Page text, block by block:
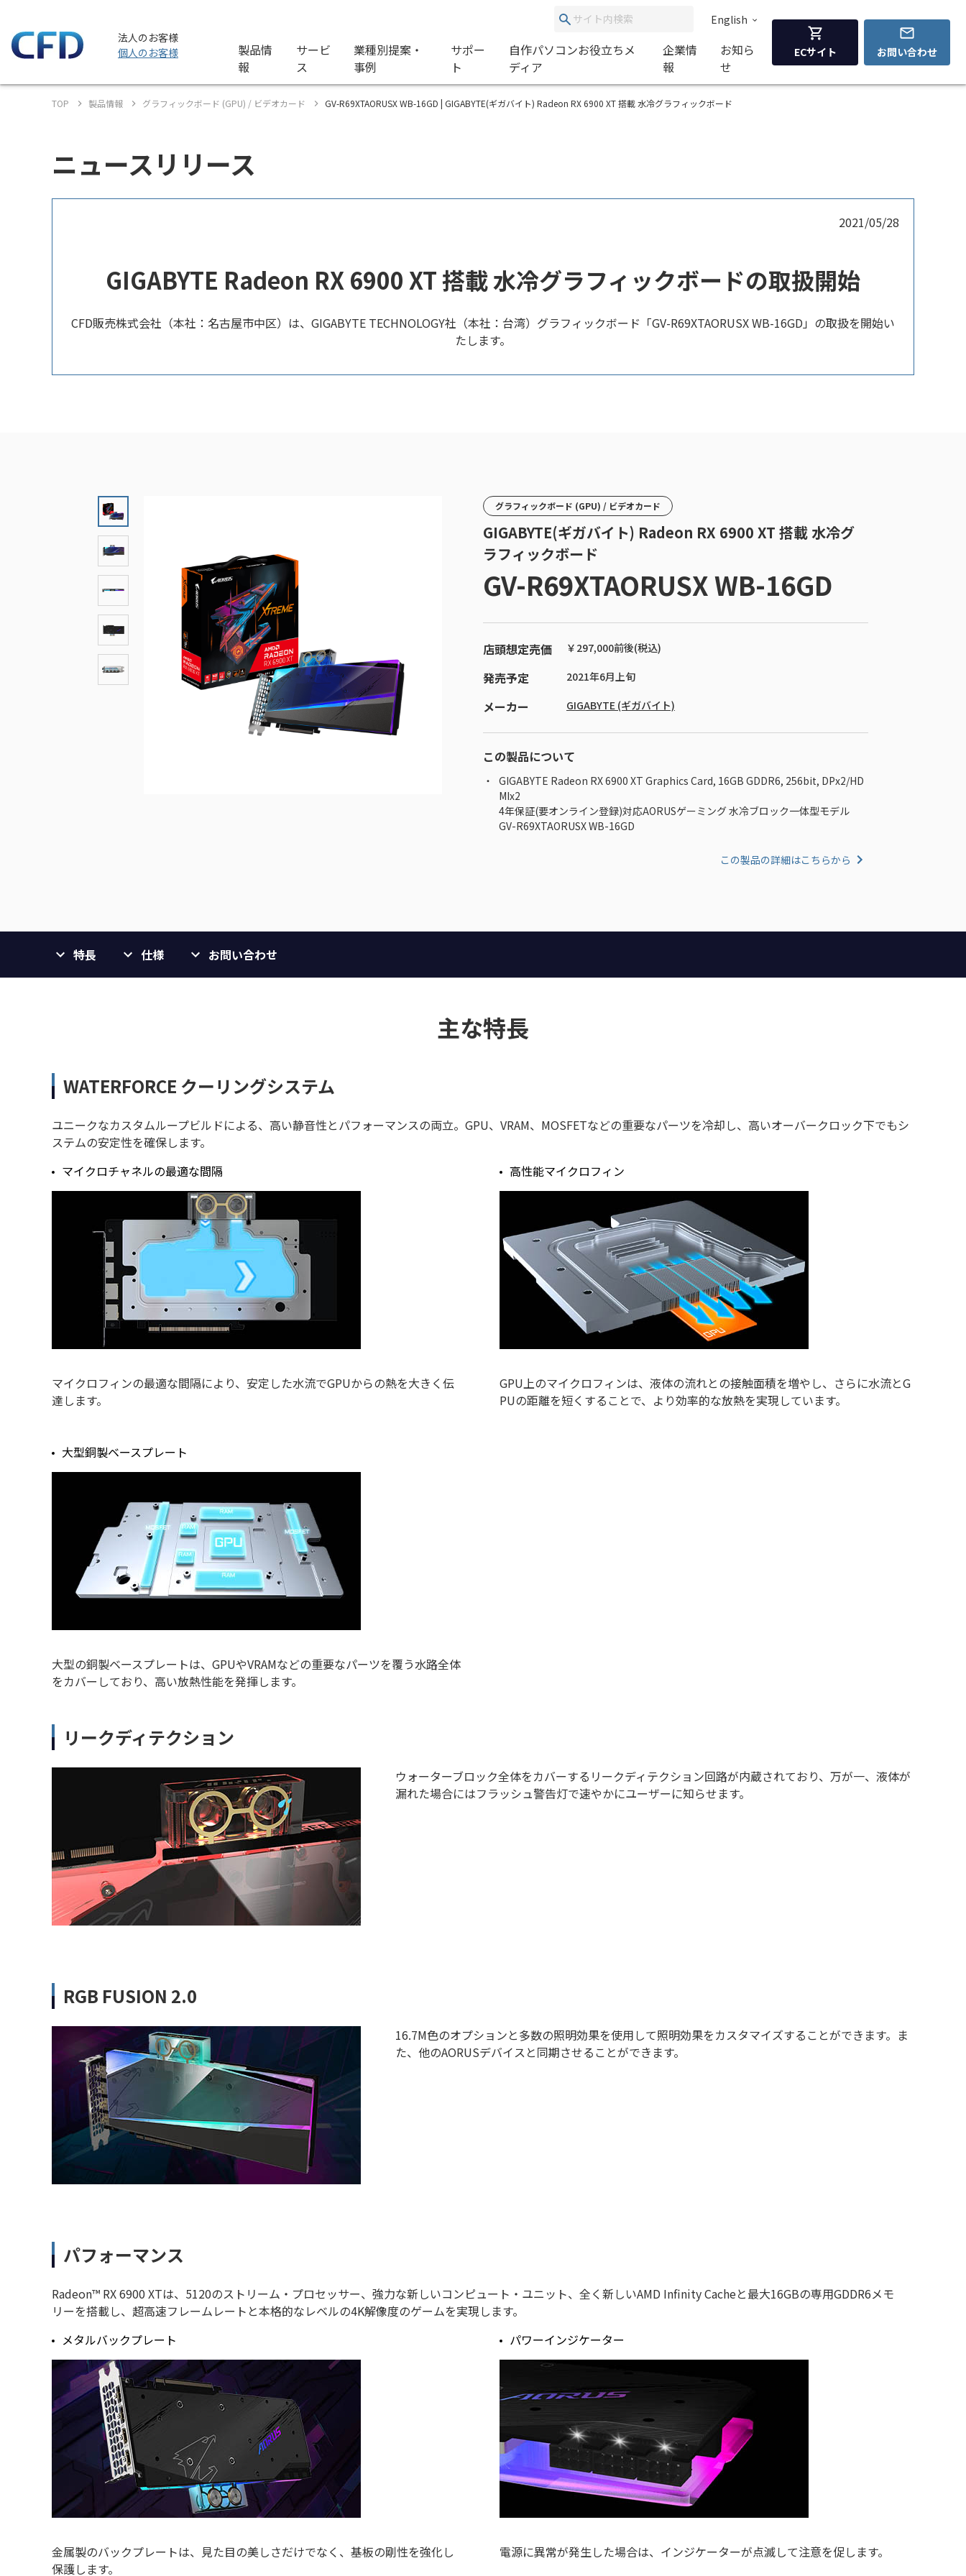
法人のお客様
個人のお客様
English
製品情
報
サービ
ス
業種別提案・
事例
サポー
ト
自作パソコンお役立ちメ
ディア
企業情
報
お知ら
せ
ECサイト お問い合わせ
TOP 製品情報 グラフィックボード (GPU) / ビデオカード GV-R69XTAORUSX WB-16GD | GIGABYTE(ギガバイト) Radeon RX 6900 XT 搭載 水冷グラフィックボード
ニュースリリース
2021/05/28
GIGABYTE Radeon RX 6900 XT 搭載 水冷グラフィックボードの取扱開始
CFD販売株式会社（本社：名古屋市中区）は、GIGABYTE TECHNOLOGY社（本社：台湾）グラフィックボード「GV-R69XTAORUSX WB-16GD」の取扱を開始い
たします。
グラフィックボード (GPU) / ビデオカード
GIGABYTE(ギガバイト) Radeon RX 6900 XT 搭載 水冷グ
ラフィックボード
GV-R69XTAORUSX WB-16GD
店頭想定売価 ￥297,000前後(税込)
発売予定 2021年6月上旬
メーカー GIGABYTE (ギガバイト)
この製品について
GIGABYTE Radeon RX 6900 XT Graphics Card, 16GB GDDR6, 256bit, DPx2/HD
MIx2
4年保証(要オンライン登録)対応AORUSゲーミング 水冷ブロック一体型モデル
GV-R69XTAORUSX WB-16GD
この製品の詳細はこちらから
特長 仕様 お問い合わせ
主な特長
WATERFORCE クーリングシステム
ユニークなカスタムループビルドによる、高い静音性とパフォーマンスの両立。GPU、VRAM、MOSFETなどの重要なパーツを冷却し、高いオーバークロック下でもシ
ステムの安定性を確保します。
マイクロチャネルの最適な間隔
マイクロフィンの最適な間隔により、安定した水流でGPUからの熱を大きく伝
達します。
高性能マイクロフィン
GPU上のマイクロフィンは、液体の流れとの接触面積を増やし、さらに水流とG
PUの距離を短くすることで、より効率的な放熱を実現しています。
大型銅製ベースプレート
大型の銅製ベースプレートは、GPUやVRAMなどの重要なパーツを覆う水路全体
をカバーしており、高い放熱性能を発揮します。
リークディテクション
ウォーターブロック全体をカバーするリークディテクション回路が内蔵されており、万が一、液体が
漏れた場合にはフラッシュ警告灯で速やかにユーザーに知らせます。
RGB FUSION 2.0
16.7M色のオプションと多数の照明効果を使用して照明効果をカスタマイズすることができます。ま
た、他のAORUSデバイスと同期させることができます。
パフォーマンス
Radeon™ RX 6900 XTは、5120のストリーム・プロセッサー、強力な新しいコンピュート・ユニット、全く新しいAMD Infinity Cacheと最大16GBの専用GDDR6メモ
リーを搭載し、超高速フレームレートと本格的なレベルの4K解像度のゲームを実現します。
メタルバックプレート
金属製のバックプレートは、見た目の美しさだけでなく、基板の剛性を強化し
保護します。
パワーインジケーター
電源に異常が発生した場合は、インジケーターが点滅して注意を促します。